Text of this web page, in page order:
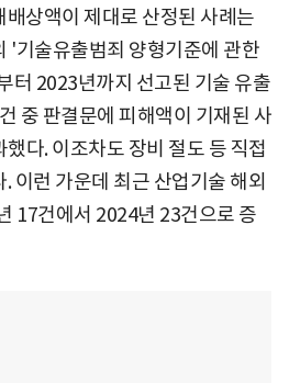
상액이 제대로 산정된 사례는
'기술유출범죄 양형기준에 관한
터 2023년까지 선고된 기술 유출
중 판결문에 피해액이 기재된 사
다. 이조차도 장비 절도 등 직접
이런 가운데 최근 산업기술 해외
17건에서 2024년 23건으로 증